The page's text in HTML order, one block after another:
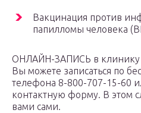
Вакцинация против
папилломы человека
ОНЛАЙН-ЗАПИСЬ в
Вы можете записаться по
телефона 8-800-707-15-60
контактную форму. В этом
вами сами.